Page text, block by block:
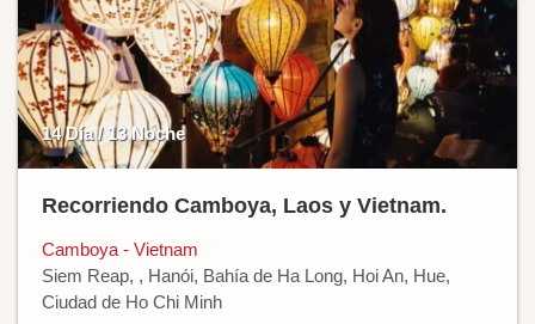
14 Día / 13 Noche
Recorriendo Camboya, Laos y Vietnam.
Camboya - Vietnam
Siem Reap, , Hanói, Bahía de Ha Long, Hoi An, Hue,
Ciudad de Ho Chi Minh